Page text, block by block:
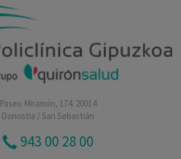
Paseo Miramón, 174. 20014
Donostia / San Sebastián
943 00 28 00